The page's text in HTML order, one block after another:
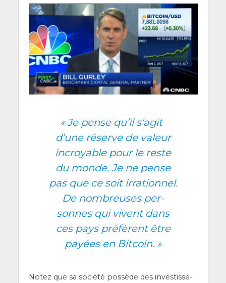
«Je pense qu’il s’a­git
d’une réserve de valeur
incroyable pour le reste
du monde. Je ne pense
pas que ce soit irra­tion­nel.
De nom­breuses per­
sonnes qui vivent dans
ces pays pré­fèrent être
payées en Bitcoin. »
Notez que sa socié­té pos­sède des inves­tis­se­